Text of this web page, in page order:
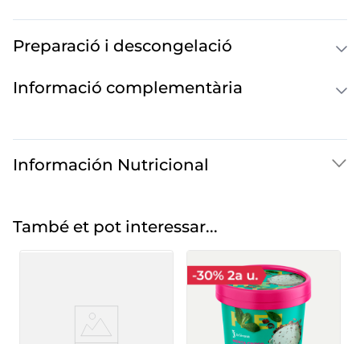
Preparació i descongelació
Informació complementària
Información Nutricional
També et pot interessar...